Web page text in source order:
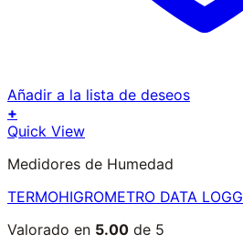
Añadir a la lista de deseos
+
Quick View
Medidores de Humedad
TERMOHIGROMETRO DATA
Valorado en 5.00 de 5